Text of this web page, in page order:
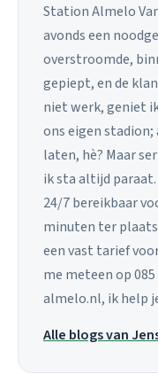
Station Almelo
avonds een
overstroomde,
gepiept, en de
niet werk, geniet
ons eigen
laten, hè? Maar
ik sta altijd
24/7 bereikbaar
minuten ter
een vast tarief
me meteen op
almelo.nl, ik help
Alle blogs van